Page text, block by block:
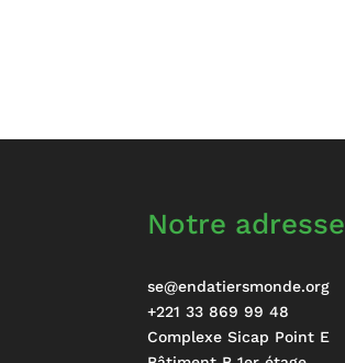
Notre adresse
se@endatiersmonde.org
+221 33 869 99 48
Complexe Sicap Point E